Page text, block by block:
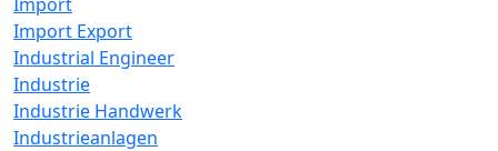
Import Export
Industrial Engineer
Industrie
Industrie Handwerk
Industrieanlagen